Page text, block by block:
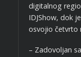
digitalnog
IDJShow, dok
osvojio četvrto
– Zadovoljan